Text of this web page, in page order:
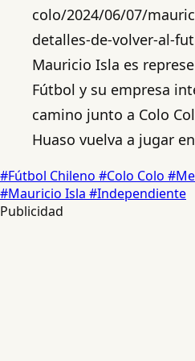
colo/2024/06/07/
detalles-de-volver-al-
Mauricio Isla es
Fútbol y su empresa
camino junto a Colo
Huaso vuelva a jugar
#Fútbol Chileno #Colo Colo
#Mauricio Isla #Independiente
Publicidad